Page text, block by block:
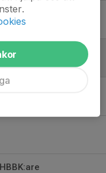
i GA-hallen